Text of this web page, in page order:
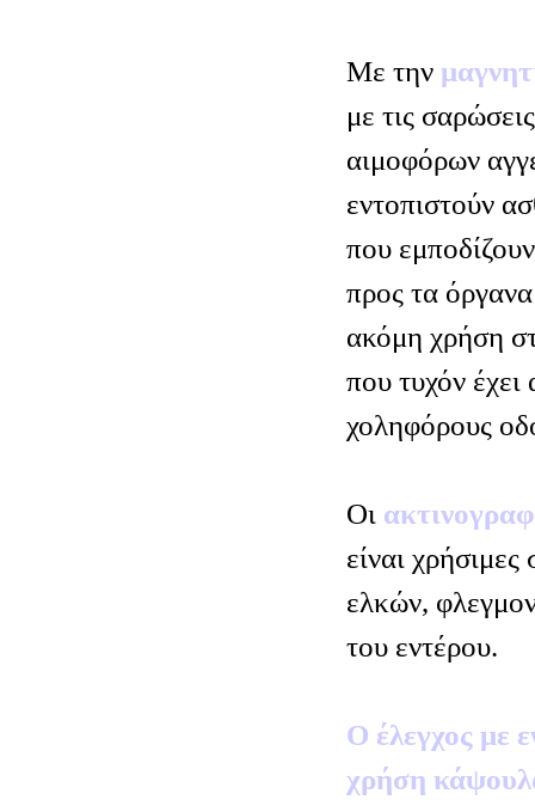
Με την
με τις
αιμοφόρων
εντοπιστούν
που
προς τα όργανα
ακόμη χρήση
που τυχόν έχει
χοληφόρους
Οι
είναι
ελκών,
του εντέρου.
Ο έλεγχος με
χρήση